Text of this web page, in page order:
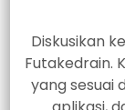
Diskusikan
Futakedrain.
yang sesuai